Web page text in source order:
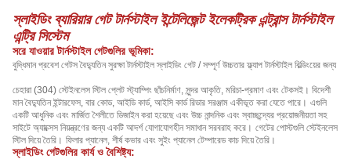
স্লাইডিং ব্যারিয়ার গেট টার্নস্টাইল ইন্টেলিজেন্ট ইলেকট্রিক এন্ট্রান্স টার্নস্টাইল
এন্ট্রি সিস্টেম
সরে যাওয়ার টার্নস্টাইল গেটগুলির ভূমিকা:
বুদ্ধিমান প্রবেশ গেটস বৈদ্যুতিন সুরক্ষা টার্নস্টাইল স্লাইডিং গেট / সম্পূর্ণ উচ্চতার ফ্ল্যাপ টার্নস্টাইল বিল্ডিংয়ের জন্য
চেহারা (304) স্টেইনলেস স্টিল প্লেট স্ট্যাম্পিং ছাঁচনির্মাণ, সুন্দর আকৃতি, মরিচা-প্রমাণ এবং টেকসই। বিদেশী
মান বৈদ্যুতিন ইন্টারফেস, বার কোড, আইডি কার্ড, আইসি কার্ড রিডার সরঞ্জাম একীভূত করা যেতে পারে। এগুলি
একটি আধুনিক এবং মার্জিত শৈলীতে ডিজাইন করা হয়েছে এবং উচ্চ নান্দনিক এবং স্বাচ্ছন্দ্যের প্রয়োজনীয়তা সহ
সাইটে অ্যাক্সেস নিয়ন্ত্রণের জন্য একটি আদর্শ যোগাযোগহীন সমাধান সরবরাহ করে। গেটের পোস্টগুলি স্টেইনলেস
স্টিল দিয়ে তৈরি। ফিলার প্যানেল, শীর্ষ কভার এবং সুইং প্যানেল টেম্পারেড কাচ দিয়ে তৈরি।
স্লাইডিং গেটগুলির কার্য ও বৈশিষ্ট্য: